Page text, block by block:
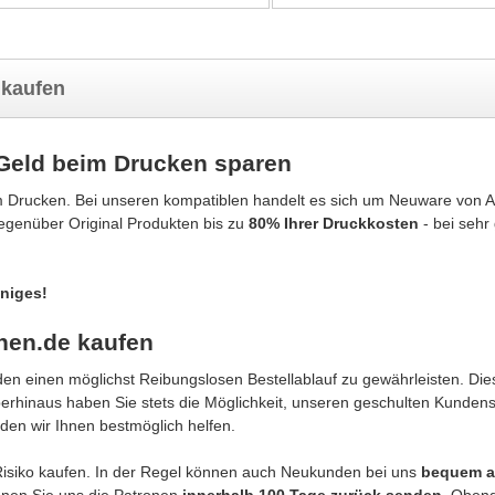
beim Drucken sparen
Bei unseren kompatiblen handelt es sich um Neuware von
Original Produkten bis zu 80% Ihrer Druckkosten - bei sehr
kaufen
einen möglichst Reibungslosen Bestellablauf zu gewährleisten.
haben Sie stets die Möglichkeit, unseren geschulten
wir Ihnen bestmöglich helfen.
kaufen. In der Regel können auch Neukunden bei uns bequem